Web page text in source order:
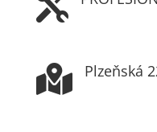
 Plzeňská